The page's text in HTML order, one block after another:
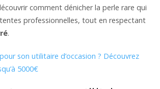
comment dénicher la perle rare qui
professionnelles, tout en respectant
.
son utilitaire d’occasion ? Découvrez
5000€